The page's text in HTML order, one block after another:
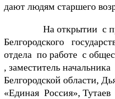
дают людям старшего
На открытии с
Белгородского
отдела по работе с
, заместитель
Белгородской области,
«Единая Россия»,